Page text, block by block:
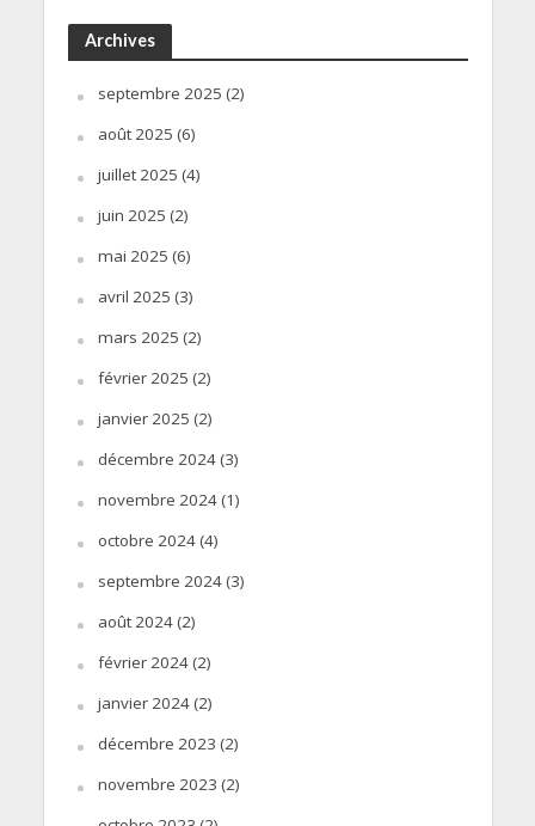
Archives
septembre 2025 (2)
août 2025 (6)
juillet 2025 (4)
juin 2025 (2)
mai 2025 (6)
avril 2025 (3)
mars 2025 (2)
février 2025 (2)
janvier 2025 (2)
décembre 2024(3)
novembre 2024(1)
octobre 2024(4)
septembre 2024(3)
août 2024(2)
février 2024(2)
janvier 2024(2)
décembre 2023 (2)
novembre 2023 (2)